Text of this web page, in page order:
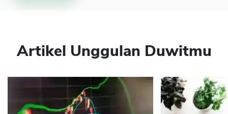
Artikel Unggulan Duwitmu